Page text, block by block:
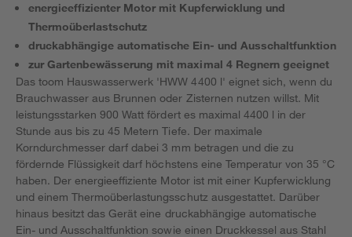
energieeffizienter Motor mit Kupferwicklung und
Thermoüberlastschutz
druckabhängige automatische Ein- und Ausschaltfunktion
zur Gartenbewässerung mit maximal 4 Regnern geeignet
Das toom Hauswasserwerk 'HWW 4400 l' eignet sich, wenn du
Brauchwasser aus Brunnen oder Zisternen nutzen willst. Mit
leistungsstarken 900 Watt fördert es maximal 4400 l in der
Stunde aus bis zu 45 Metern Tiefe. Der maximale
Korndurchmesser darf dabei 3 mm betragen und die zu
fördernde Flüssigkeit darf höchstens eine Temperatur von 35 °C
haben. Der energieeffiziente Motor ist mit einer Kupferwicklung
und einem Thermoüberlastungsschutz ausgestattet. Darüber
hinaus besitzt das Gerät eine druckabhängige automatische
Ein- und Ausschaltfunktion sowie einen Druckkessel aus Stahl